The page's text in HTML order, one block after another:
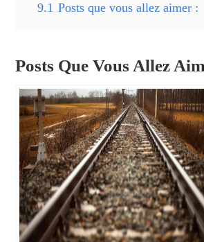
9.1 Posts que vous allez aimer :
Posts Que Vous Allez